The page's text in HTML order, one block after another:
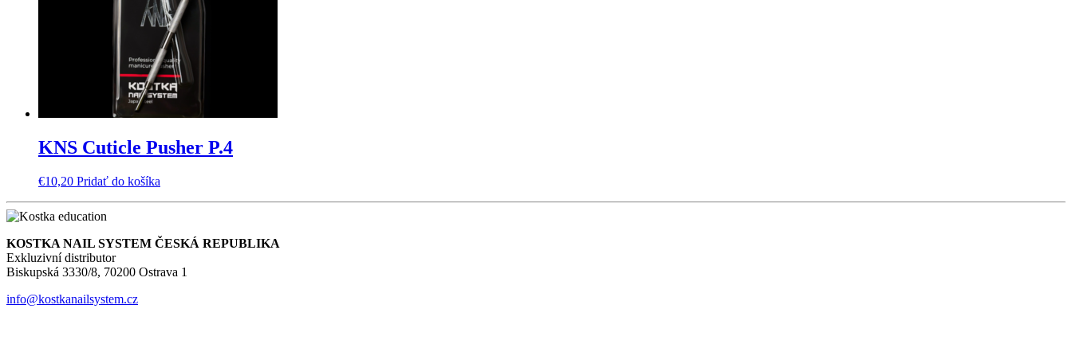
KNS Cuticle Pusher P.4
€10,20 Pridať do košíka
KOSTKA NAIL SYSTEM ČESKÁ REPUBLIKA
Exkluzivní distributor
Biskupská 3330/8, 70200 Ostrava 1
info@kostkanailsystem.cz